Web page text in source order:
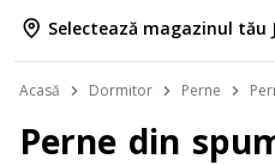
Selectează magazinul tău
Acasă Dormitor Perne
Perne din